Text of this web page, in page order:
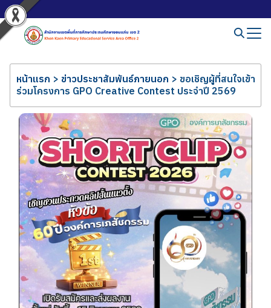
หน้าแรก > ข่าวประชาสัมพันธ์ภายนอก > ขอเชิญผู้ที่สนใจเข้า
ร่วมโครงการ GPO Creative Contest ประจำปี 2569